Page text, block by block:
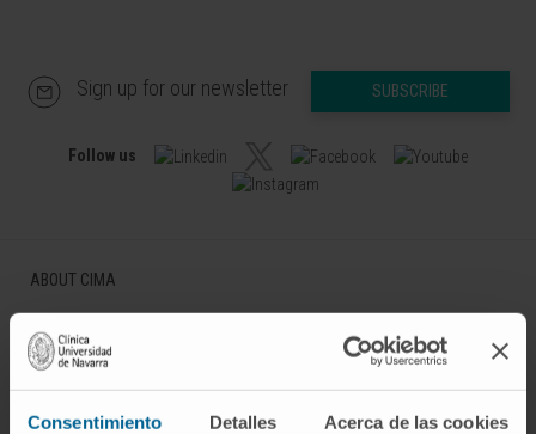
Consentimiento Detalles Acerca de las cookies
Sign up for our newsletter SUBSCRIBE
Follow us
ABOUT CIMA
Research Center of the Clinica